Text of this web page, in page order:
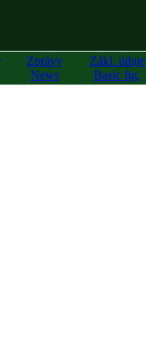
Zprávy
News
Zákl. údaje
Basic fig.